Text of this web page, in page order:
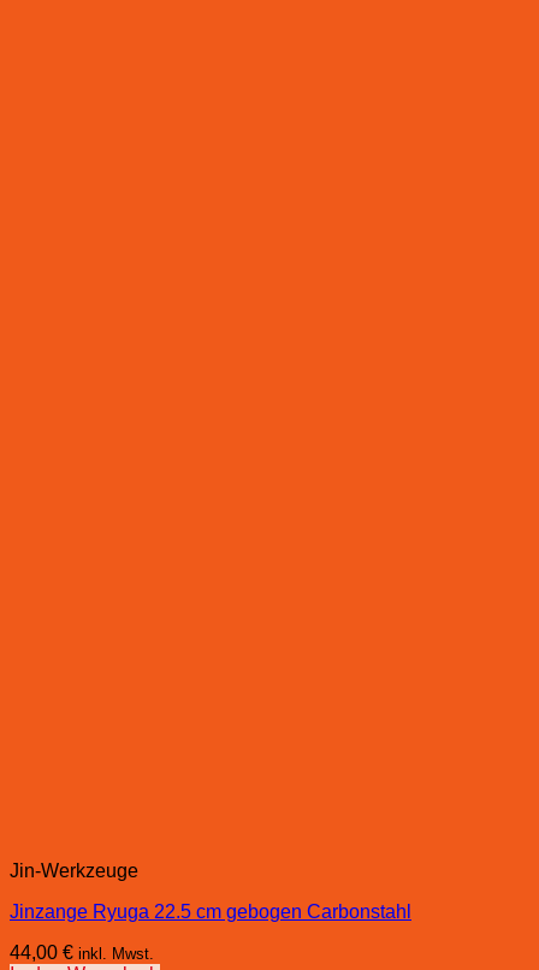
Jin-Werkzeuge
Jinzange Ryuga 22.5 cm gebogen Carbonstahl
44,00 € inkl. Mwst.